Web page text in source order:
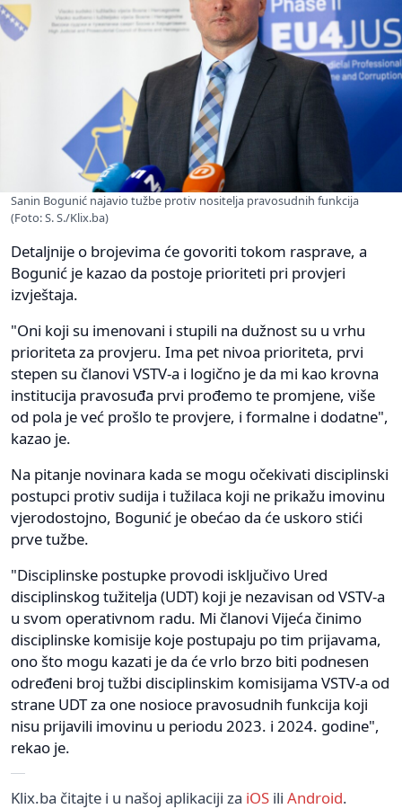
Sanin Bogunić najavio tužbe protiv nositelja pravosudnih funkcija
(Foto: S. S./Klix.ba)
Detaljnije o brojevima će govoriti tokom rasprave, a
Bogunić je kazao da postoje prioriteti pri provjeri
izvještaja.
"Oni koji su imenovani i stupili na dužnost su u vrhu
prioriteta za provjeru. Ima pet nivoa prioriteta, prvi
stepen su članovi VSTV-a i logično je da mi kao krovna
institucija pravosuđa prvi prođemo te promjene, više
od pola je već prošlo te provjere, i formalne i dodatne",
kazao je.
Na pitanje novinara kada se mogu očekivati disciplinski
postupci protiv sudija i tužilaca koji ne prikažu imovinu
vjerodostojno, Bogunić je obećao da će uskoro stići
prve tužbe.
"Disciplinske postupke provodi isključivo Ured
disciplinskog tužitelja (UDT) koji je nezavisan od VSTV-a
u svom operativnom radu. Mi članovi Vijeća činimo
disciplinske komisije koje postupaju po tim prijavama,
ono što mogu kazati je da će vrlo brzo biti podnesen
određeni broj tužbi disciplinskim komisijama VSTV-a od
strane UDT za one nosioce pravosudnih funkcija koji
nisu prijavili imovinu u periodu 2023. i 2024. godine",
rekao je.
Klix.ba čitajte i u našoj aplikaciji za iOS ili Android.